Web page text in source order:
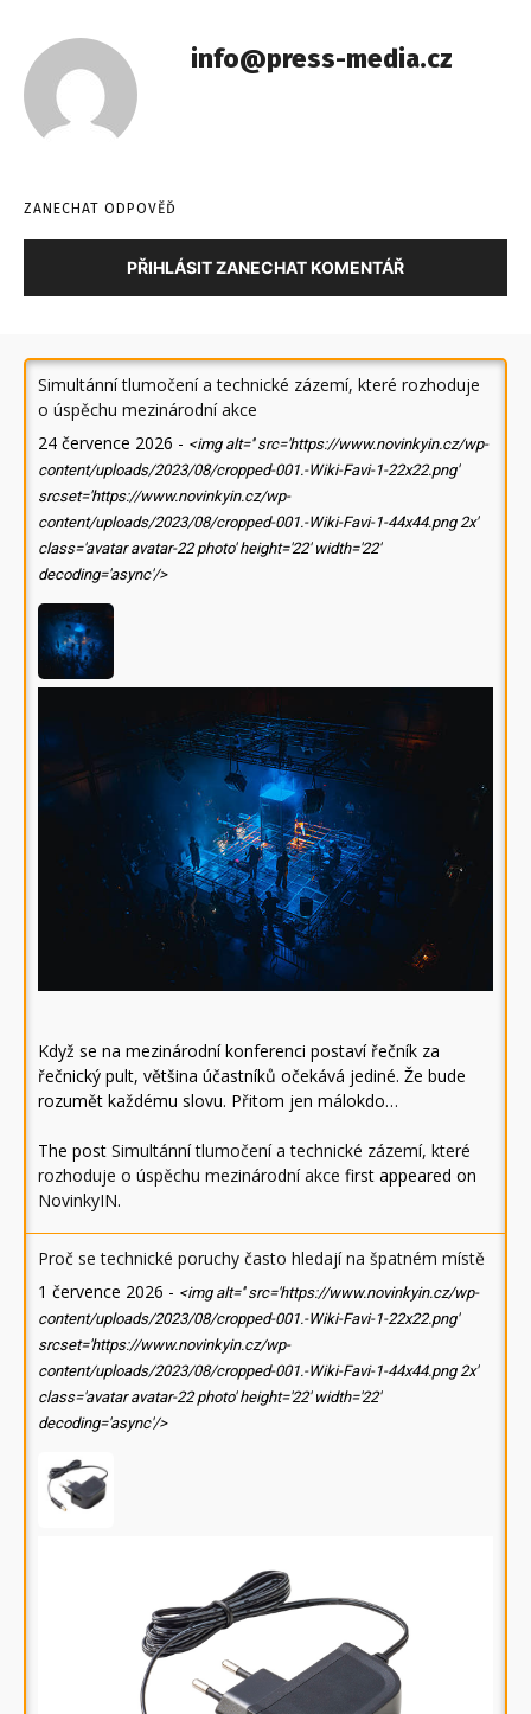
info@press-media.cz
ZANECHAT ODPOVĚĎ
PŘIHLÁSIT ZANECHAT KOMENTÁŘ
Simultánní tlumočení a technické zázemí, které rozhoduje
o úspěchu mezinárodní akce
24 července 2026 - <img alt='' src='https://www.novinkyin.cz/wp-
content/uploads/2023/08/cropped-001.-Wiki-Favi-1-22x22.png'
srcset='https://www.novinkyin.cz/wp-
content/uploads/2023/08/cropped-001.-Wiki-Favi-1-44x44.png 2x'
class='avatar avatar-22 photo' height='22' width='22'
decoding='async'/>
Když se na mezinárodní konferenci postaví řečník za
řečnický pult, většina účastníků očekává jediné. Že bude
rozumět každému slovu. Přitom jen málokdo…
The post Simultánní tlumočení a technické zázemí, které
rozhoduje o úspěchu mezinárodní akce first appeared on
NovinkyIN.
Proč se technické poruchy často hledají na špatném místě
1 července 2026 - <img alt='' src='https://www.novinkyin.cz/wp-
content/uploads/2023/08/cropped-001.-Wiki-Favi-1-22x22.png'
srcset='https://www.novinkyin.cz/wp-
content/uploads/2023/08/cropped-001.-Wiki-Favi-1-44x44.png 2x'
class='avatar avatar-22 photo' height='22' width='22'
decoding='async'/>